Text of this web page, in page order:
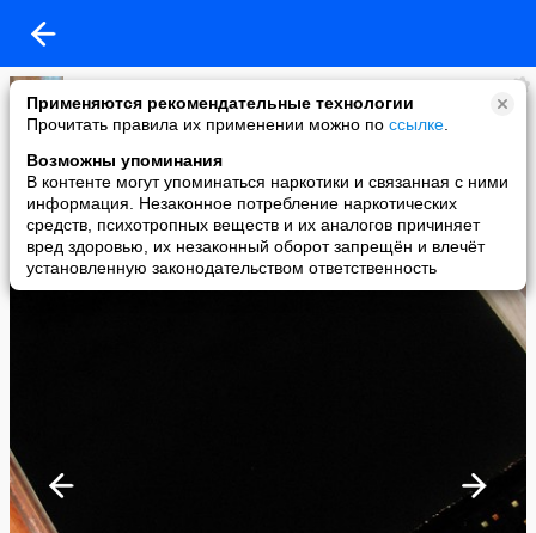
Применяются рекомендательные технологии
Прочитать правила их применении можно по ссылке
Возможны упоминания
В контенте могут упоминаться наркотики и связанная с ними
информация. Незаконное потребление наркотических
средств, психотропных веществ и их аналогов причиняет
вред здоровью, их незаконный оборот запрещён и влечёт
установленную законодательством ответственность
(Женя)
added a photo
25 Aug в 08:14